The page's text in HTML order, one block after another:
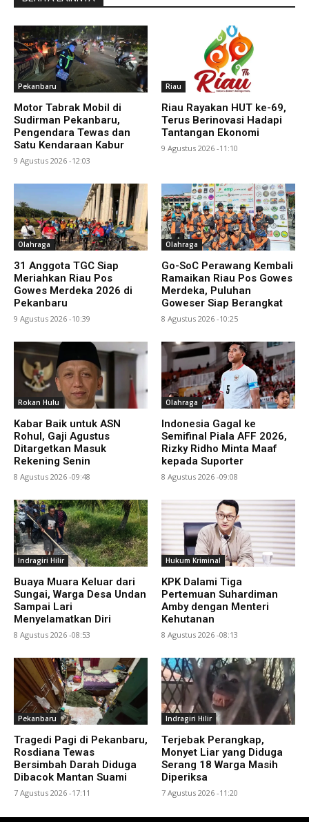
Pekanbaru
Motor Tabrak Mobil di
Sudirman Pekanbaru,
Pengendara Tewas dan
Satu Kendaraan Kabur
9 Agustus 2026 -12:03
Riau
Riau Rayakan HUT ke-69,
Terus Berinovasi Hadapi
Tantangan Ekonomi
9 Agustus 2026 -11:10
Olahraga
31 Anggota TGC Siap
Meriahkan Riau Pos
Gowes Merdeka 2026 di
Pekanbaru
9 Agustus 2026 -10:39
Olahraga
Go-SoC Perawang Kembali
Ramaikan Riau Pos Gowes
Merdeka, Puluhan
Goweser Siap Berangkat
8 Agustus 2026 -10:25
Rokan Hulu
Kabar Baik untuk ASN
Rohul, Gaji Agustus
Ditargetkan Masuk
Rekening Senin
8 Agustus 2026 -09:48
Olahraga
Indonesia Gagal ke
Semifinal Piala AFF 2026,
Rizky Ridho Minta Maaf
kepada Suporter
8 Agustus 2026 -09:08
Indragiri Hilir
Buaya Muara Keluar dari
Sungai, Warga Desa Undan
Sampai Lari
Menyelamatkan Diri
8 Agustus 2026 -08:53
Hukum Kriminal
KPK Dalami Tiga
Pertemuan Suhardiman
Amby dengan Menteri
Kehutanan
8 Agustus 2026 -08:13
Pekanbaru
Tragedi Pagi di Pekanbaru,
Rosdiana Tewas
Bersimbah Darah Diduga
Dibacok Mantan Suami
7 Agustus 2026 -17:11
Indragiri Hilir
Terjebak Perangkap,
Monyet Liar yang Diduga
Serang 18 Warga Masih
Diperiksa
7 Agustus 2026 -11:20